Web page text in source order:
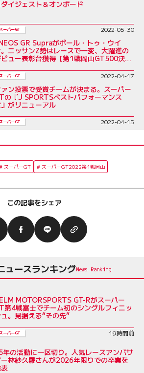
イジェスト＆オンボード
スーパーGT 2022-05-30
GR Supraがポール・トゥ・ウイ
ニッサンZ勢はレースで一変、大躍進の
ュー表彰台獲得【第1戦岡山GT500決勝
スーパーGT 2022-04-17
ン投票で受賞チームが決まる。スーパー
の『J SPORTSベストパフォーマンス
がリニューアル
スーパーGT 2022-04-15
スーパーGT スーパーGT2022第1戦岡山
この記事をシェア
ュースランキング
MOTORSPORTS GT-Rがスーパー
第4戦富士でチーム初のシングルフィニッ
。見据える“その先”
スーパーGT 19時間前
年の活動に一区切り。人気レースアンバサ
林紗久羅さんが2026年限りでの卒業を